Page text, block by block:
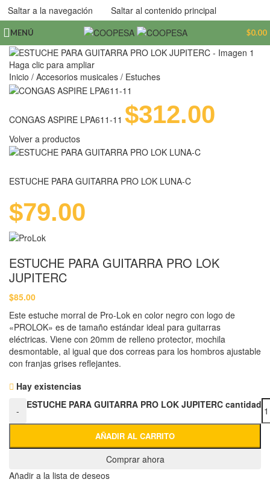
Saltar a la navegación Saltar al contenido principal
MENÚ $0.00
Haga clic para ampliar
Inicio / Accesorios musicales / Estuches
CONGAS ASPIRE LPA611-11 $312.00
Volver a productos
ESTUCHE PARA GUITARRA PRO LOK LUNA-C
$79.00
ESTUCHE PARA GUITARRA PRO LOK
JUPITERC
$85.00
Este estuche morral de Pro-Lok en color negro con logo de
«PROLOK» es de tamaño estándar ideal para guitarras
eléctricas. Viene con 20mm de relleno protector, mochila
desmontable, al igual que dos correas para los hombros ajustable
con franjas grises reflejantes.
Hay existencias
-
ESTUCHE PARA GUITARRA PRO LOK JUPITERC cantidad
AÑADIR AL CARRITO
Comprar ahora
Añadir a la lista de deseos